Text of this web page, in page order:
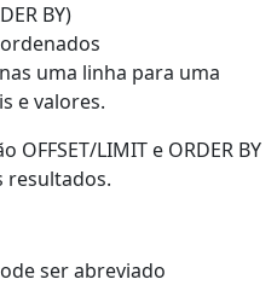
BY)
uma linha para uma
e valores.
LIMIT e ORDER BY
resultados.
ser abreviado